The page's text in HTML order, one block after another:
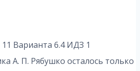
Варианта 6.4 ИДЗ 1
А. П. Рябушко осталось только